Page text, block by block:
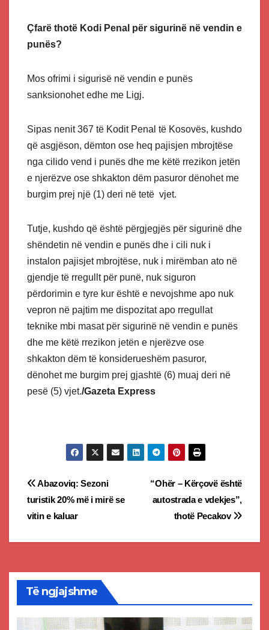
Çfarë thotë Kodi Penal për sigurinë në vendin e
punës?
Mos ofrimi i sigurisë në vendin e punës
sanksionohet edhe me Ligj.
Sipas nenit 367 të Kodit Penal të Kosovës, kushdo
që asgjëson, dëmton ose heq pajisjen mbrojtëse
nga cilido vend i punës dhe me këtë rrezikon jetën
e njerëzve ose shkakton dëm pasuror dënohet me
burgim prej një (1) deri në tetë vjet.
Tutje, kushdo që është përgjegjës për sigurinë dhe
shëndetin në vendin e punës dhe i cili nuk i
instalon pajisjet mbrojtëse, nuk i mirëmban ato në
gjendje të rregullt për punë, nuk siguron
përdorimin e tyre kur është e nevojshme apo nuk
vepron në pajtim me dispozitat apo rregullat
teknike mbi masat për sigurinë në vendin e punës
dhe me këtë rrezikon jetën e njerëzve ose
shkakton dëm të konsiderueshëm pasuror,
dënohet me burgim prej gjashtë (6) muaj deri në
pesë (5) vjet./Gazeta Express
Post
navigation
“Ohër – Kërçovë është
autostrada e vdekjes”,
thotë Pecakov
Abazoviq: Sezoni
turistik 20% më i mirë se
vitin e kaluar
Të ngjajshme